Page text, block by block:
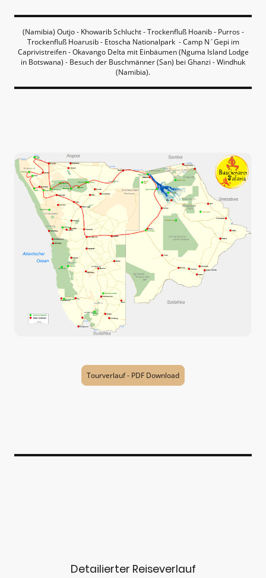
(Namibia) Outjo - Khowarib Schlucht - Trockenfluß Hoanib - Purros -
Trockenfluß Hoarusib - Etoscha Nationalpark - Camp N´Gepi im
Caprivistreifen - Okavango Delta mit Einbäumen (Nguma Island Lodge
in Botswana) - Besuch der Buschmänner (San) bei Ghanzi - Windhuk
(Namibia).
Tourverlauf - PDF Download
Detailierter Reiseverlauf